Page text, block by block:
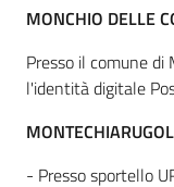
MONCHIO DELLE
Presso il comune
l'identità digitale
- Presso sportello